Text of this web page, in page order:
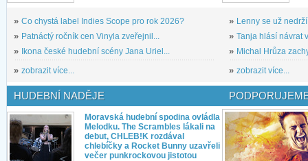
» Co chystá label Indies Scope pro rok 2026?
» Patnáctý ročník cen Vinyla zveřejnil...
» Ikona české hudební scény Jana Uriel...
» zobrazit více...
» Lenny se už
» Tanja hlásí návrat
» Michal Hrůza
» zobrazit více...
HUDEBNÍ NADĚJE
Moravská hudební spodina ovládla
Melodku. The Scrambles lákali na
debut, CHLEB!K rozdával
chlebíčky a Rocket Bunny uzavřeli
večer punkrockovou jistotou